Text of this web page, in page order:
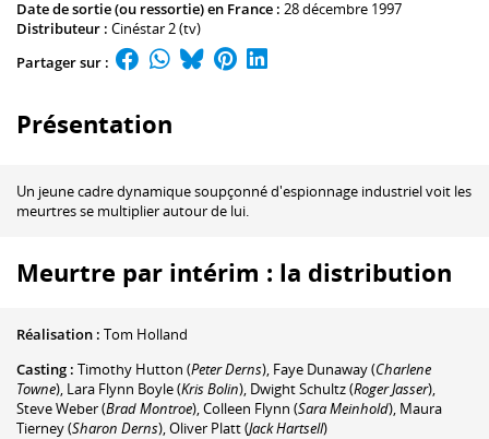
Date de sortie (ou ressortie) en France : 28 décembre 1997
Distributeur : Cinéstar 2 (tv)
Partager sur :
Présentation
Un jeune cadre dynamique soupçonné d'espionnage industriel voit les
meurtres se multiplier autour de lui.
Meurtre par intérim : la distribution
Réalisation : Tom Holland
Casting : Timothy Hutton (Peter Derns), Faye Dunaway(Charlene
Towne), Lara Flynn Boyle(Kris Bolin), Dwight Schultz(Roger Jasser),
Steve Weber(Brad Montroe),Colleen Flynn (Sara Meinhold), Maura
Tierney(Sharon Derns),Oliver Platt(Jack Hartsell)